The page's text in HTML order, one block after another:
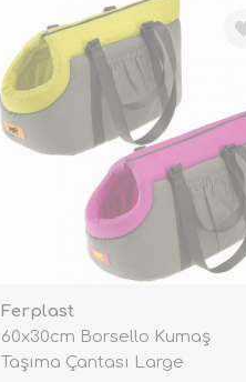
Ferplast
60x30cm Borsello Kumaş
Taşıma Çantası Large